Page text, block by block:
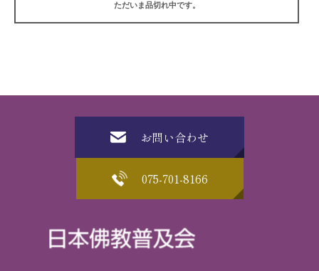
ただいま品切れ中です。
お問い合わせ
075-701-8166